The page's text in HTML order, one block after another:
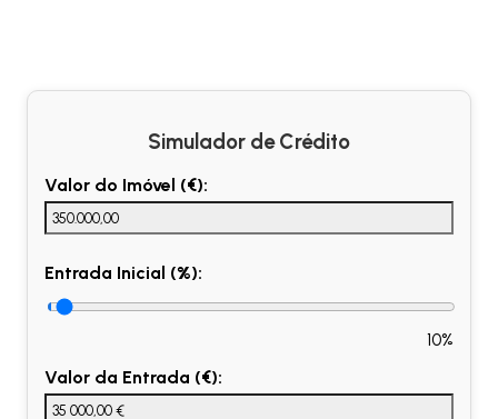
Simulador de Crédito
Valor do Imóvel (€):
Entrada Inicial (%):
10%
Valor da Entrada (€):